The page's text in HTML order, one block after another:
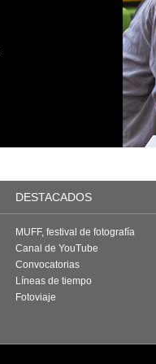
DESTACADOS
MUFF, festival de fotografía
Canal de YouTube
Convocatorias
Líneas de tiempo
Fotoviaje